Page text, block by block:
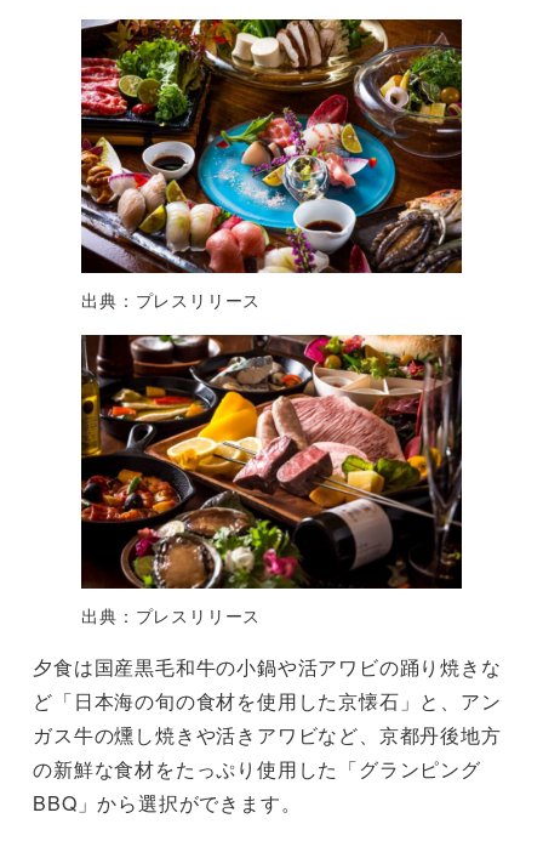
出典：プレスリリース
出典：プレスリリース
夕食は国産黒毛和牛の小鍋や活アワビの踊り焼きな
ど「日本海の旬の食材を使用した京懐石」と、アン
ガス牛の燻し焼きや活きアワビなど、京都丹後地方
の新鮮な食材をたっぷり使用した「グランピング
BBQ」から選択ができます。